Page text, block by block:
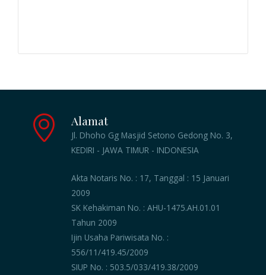
Alamat
Jl. Dhoho Gg Masjid Setono Gedong No. 3,
KEDIRI - JAWA TIMUR - INDONESIA
Akta Notaris No. : 17, Tanggal : 15 Januari
2009
SK Kehakiman No. : AHU-1475.AH.01.01
Tahun 2009
Ijin Usaha Pariwisata No. :
556/11/419.45/2009
SIUP No. : 503.5/033/419.38/2009